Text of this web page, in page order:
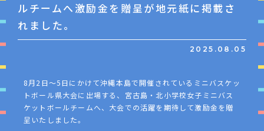
ルチームへ激励金を贈呈が地元紙に掲載さ
れました。
2025.08.05
8月2日～5日にかけて沖縄本島で開催されているミニバスケッ
トボール県大会に出場する、宮古島・北小学校女子ミニバス
ケットボールチームへ、大会での活躍を期待して激励金を贈
呈いたしました。